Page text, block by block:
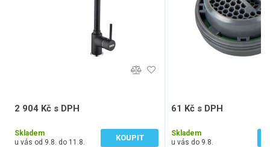
2 904 Kč s DPH
Skladem
u vás od 9.8. do 11.8.
KOUPIT
61 Kč s DPH
Skladem
u vás do 9.8.